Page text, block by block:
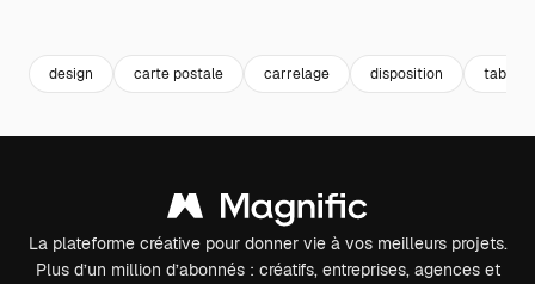
design carte postale carrelage disposition
La plateforme créative pour donner vie à vos meilleurs projets.
Plus d’un million d’abonnés : créatifs, entreprises, agences et